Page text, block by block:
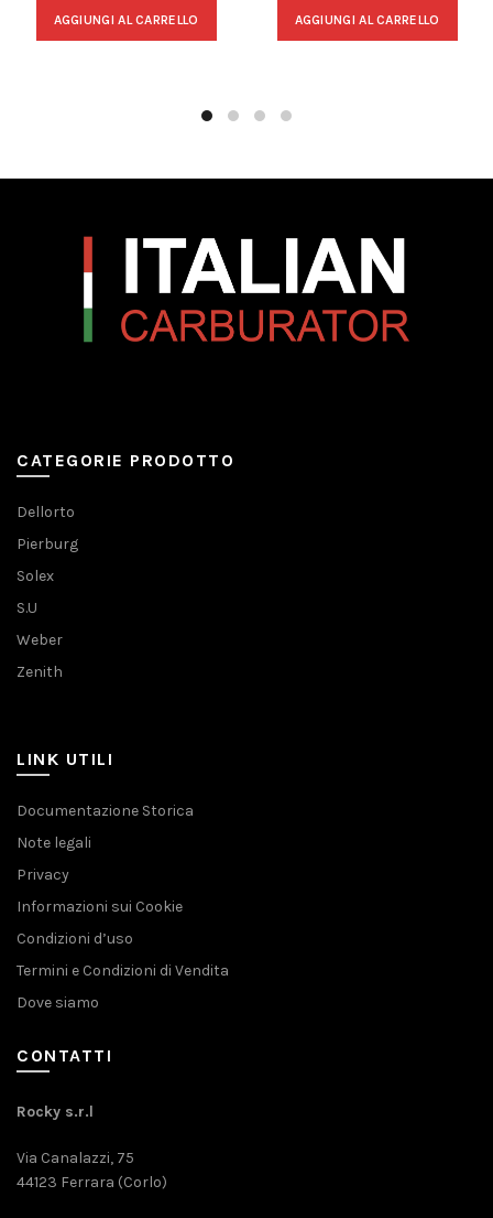
AGGIUNGI AL CARRELLO AGGIUNGI AL CARRELLO
CATEGORIE PRODOTTO
Dellorto
Pierburg
Solex
S.U
Weber
Zenith
LINK UTILI
Documentazione Storica
Note legali
Privacy
Informazioni sui Cookie
Condizioni d’uso
Termini e Condizioni di Vendita
Dove siamo
CONTATTI
Rocky s.r.l
Via Canalazzi, 75
44123 Ferrara (Corlo)